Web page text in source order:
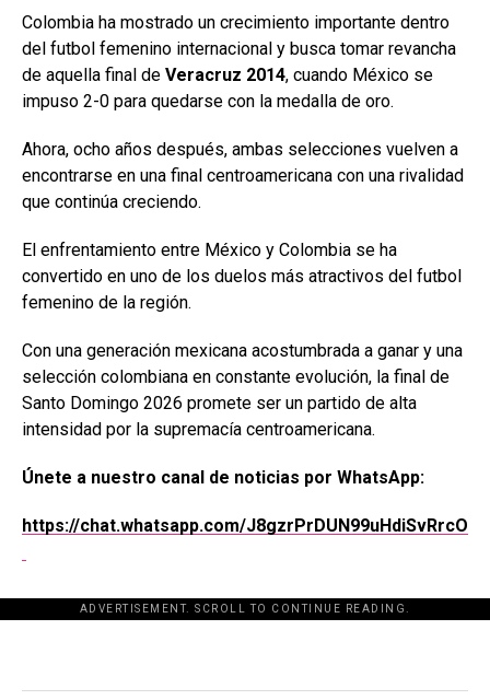
Colombia ha mostrado un crecimiento importante dentro
del futbol femenino internacional y busca tomar revancha
de aquella final de Veracruz 2014, cuando México se
impuso 2-0 para quedarse con la medalla de oro.
Ahora, ocho años después, ambas selecciones vuelven a
encontrarse en una final centroamericana con una rivalidad
que continúa creciendo.
El enfrentamiento entre México y Colombia se ha
convertido en uno de los duelos más atractivos del futbol
femenino de la región.
Con una generación mexicana acostumbrada a ganar y una
selección colombiana en constante evolución, la final de
Santo Domingo 2026 promete ser un partido de alta
intensidad por la supremacía centroamericana.
Únete a nuestro canal de noticias por WhatsApp:
https://chat.whatsapp.com/J8gzrPrDUN99uHdiSvRrcO
ADVERTISEMENT. SCROLL TO CONTINUE READING.
[adsforwp id="243463"]